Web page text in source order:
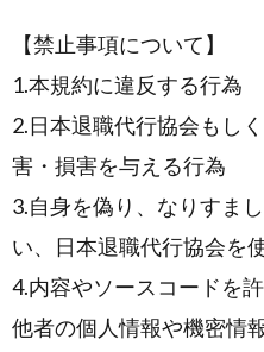
【禁止事項について】
1.本規約に違反する行為
2.日本退職代行協会もし
害・損害を与える行為
3.自身を偽り、なりすま
い、日本退職代行協会を
4.内容やソースコードを
他者の個人情報や機密情